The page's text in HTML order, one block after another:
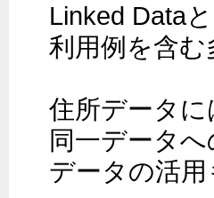
Linked Data
利用例を含
住所データ
同一データ
データの活用